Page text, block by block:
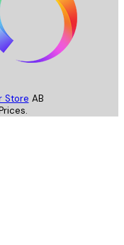
Store AB